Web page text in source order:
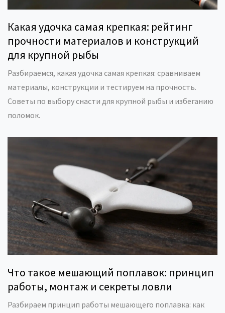
Какая удочка самая крепкая: рейтинг
прочности материалов и конструкций
для крупной рыбы
Разбираемся, какая удочка самая крепкая: сравниваем
материалы, конструкции и тестируем на прочность.
Советы по выбору снасти для крупной рыбы и избеганию
поломок.
Что такое мешающий поплавок: принцип
работы, монтаж и секреты ловли
Разбираем принцип работы мешающего поплавка: как